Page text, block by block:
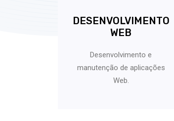
DESENVOLVIMENTO
WEB
Desenvolvimento e
manutenção de aplicações
Web.